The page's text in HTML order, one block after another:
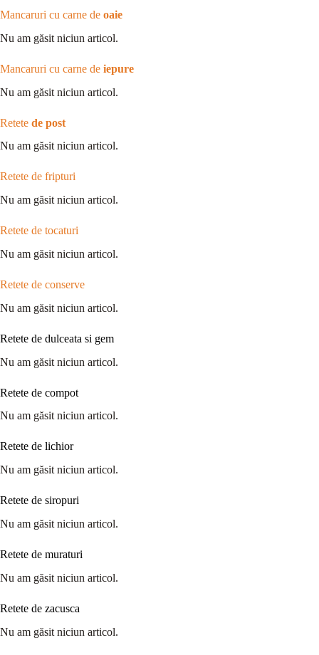
Mancaruri cu carne de oaie
Nu am găsit niciun articol.
Mancaruri cu carne de iepure
Nu am găsit niciun articol.
Retete de post
Nu am găsit niciun articol.
Retete de fripturi
Nu am găsit niciun articol.
Retete de tocaturi
Nu am găsit niciun articol.
Retete de conserve
Nu am găsit niciun articol.
Retete de dulceata si gem
Nu am găsit niciun articol.
Retete de compot
Nu am găsit niciun articol.
Retete de lichior
Nu am găsit niciun articol.
Retete de siropuri
Nu am găsit niciun articol.
Retete de muraturi
Nu am găsit niciun articol.
Retete de zacusca
Nu am găsit niciun articol.